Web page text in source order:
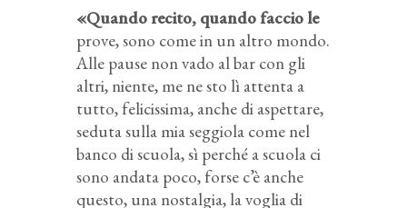
«Quando recito, quando faccio le
prove, sono come in un altro mondo.
Alle pause non vado al bar con gli
altri, niente, me ne sto lì attenta a
tutto, felicissima, anche di aspettare,
seduta sulla mia seggiola come nel
banco di scuola, sì perché a scuola ci
sono andata poco, forse c’è anche
questo, una nostalgia, la voglia di